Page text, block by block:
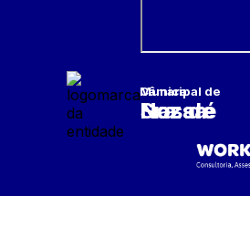
Câmara Municipal de
Nossa Sra. de Nazaré